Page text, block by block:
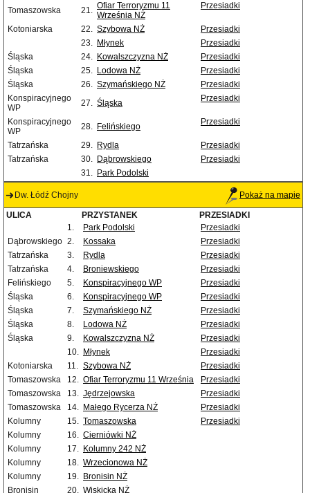
Tomaszowska
21. Ofiar Terroryzmu 11
Września NŻ
Przesiadki
Kotoniarska 22. Szybowa NŻ
Przesiadki
23. Młynek
Przesiadki
Śląska
24. Kowalszczyzna NŻ
Przesiadki
Śląska
25. Lodowa NŻ
Przesiadki
Śląska
26. Szymańskiego NŻ
Przesiadki
Konspiracyjnego
WP
27. Śląska Przesiadki
Konspiracyjnego
WP
28. Felińskiego Przesiadki
Tatrzańska 29. Rydla
Przesiadki
Tatrzańska
30. Dąbrowskiego
Przesiadki
31. Park Podolski
Dw. Łódź Chojny Pokaż na mapie
ULICA PRZYSTANEK
PRZESIADKI
1.
Park Podolski
Przesiadki
Dąbrowskiego 2. Kossaka
Przesiadki
Tatrzańska
3. Rydla
Przesiadki
Tatrzańska
4. Broniewskiego
Przesiadki
Felińskiego
5. Konspiracyjnego WP
Przesiadki
Śląska
6. Konspiracyjnego WP
Przesiadki
Śląska
7. Szymańskiego NŻ
Przesiadki
Śląska
8. Lodowa NŻ
Przesiadki
Śląska
9. Kowalszczyzna NŻ
Przesiadki
10. Młynek
Przesiadki
Kotoniarska
11. Szybowa NŻ
Przesiadki
Tomaszowska
12. Ofiar Terroryzmu 11 Września
Przesiadki
Tomaszowska
13. Jędrzejowska
Przesiadki
Tomaszowska
14. Małego Rycerza NŻ
Przesiadki
Kolumny
15. Tomaszowska
Przesiadki
Kolumny
16. Cierniówki NŻ
Kolumny
17. Kolumny 242 NŻ
Kolumny
18. Wrzecionowa NŻ
Kolumny
19. Bronisin NŻ
Bronisin
20. Wiskicka NŻ